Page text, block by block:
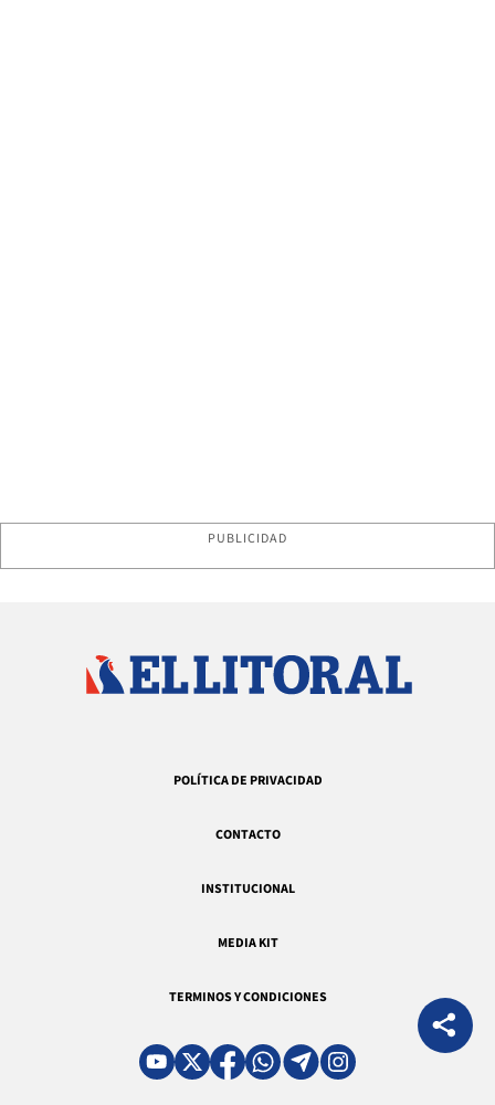
PUBLICIDAD
POLÍTICA DE PRIVACIDAD
CONTACTO
INSTITUCIONAL
MEDIA KIT
TERMINOS Y CONDICIONES